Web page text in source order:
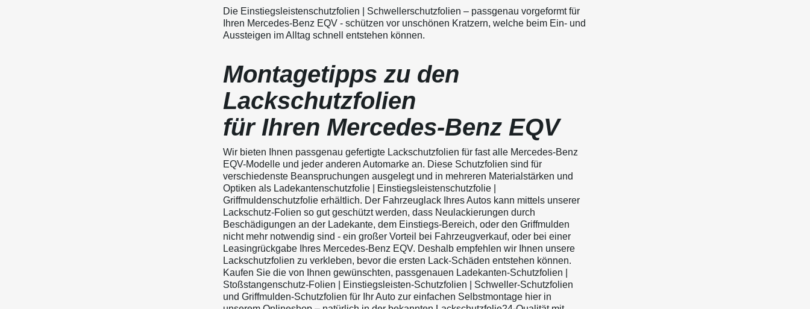
Die Einstiegsleistenschutzfolien | Schwellerschutzfolien – passgenau vorgeformt für
Ihren Mercedes-Benz EQV - schützen vor unschönen Kratzern, welche beim Ein- und
Aussteigen im Alltag schnell entstehen können.
Montagetipps zu den
Lackschutzfolien
für Ihren Mercedes-Benz EQV
Wir bieten Ihnen passgenau gefertigte Lackschutzfolien für fast alle Mercedes-Benz
EQV-Modelle und jeder anderen Automarke an. Diese Schutzfolien sind für
verschiedenste Beanspruchungen ausgelegt und in mehreren Materialstärken und
Optiken als Ladekantenschutzfolie | Einstiegsleistenschutzfolie |
Griffmuldenschutzfolie erhältlich. Der Fahrzeuglack Ihres Autos kann mittels unserer
Lackschutz-Folien so gut geschützt werden, dass Neulackierungen durch
Beschädigungen an der Ladekante, dem Einstiegs-Bereich, oder den Griffmulden
nicht mehr notwendig sind - ein großer Vorteil bei Fahrzeugverkauf, oder bei einer
Leasingrückgabe Ihres Mercedes-Benz EQV. Deshalb empfehlen wir Ihnen unsere
Lackschutzfolien zu verkleben, bevor die ersten Lack-Schäden entstehen können.
Kaufen Sie die von Ihnen gewünschten, passgenauen Ladekanten-Schutzfolien |
Stoßstangenschutz-Folien | Einstiegsleisten-Schutzfolien | Schweller-Schutzfolien
und Griffmulden-Schutzfolien für Ihr Auto zur einfachen Selbstmontage hier in